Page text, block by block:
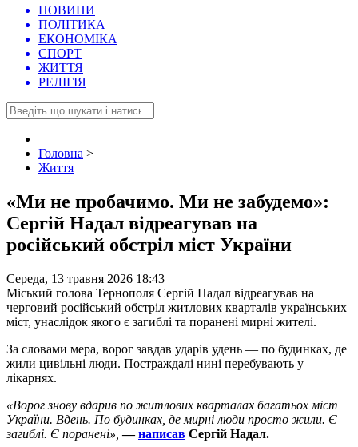
НОВИНИ
ПОЛІТИКА
ЕКОНОМІКА
СПОРТ
ЖИТТЯ
РЕЛІГІЯ
Головна >
Життя
«Ми не пробачимо. Ми не забудемо»:
Сергій Надал відреагував на
російський обстріл міст України
Середа, 13 травня 2026 18:43
Міський голова Тернополя Сергій Надал відреагував на
черговий російський обстріл житлових кварталів українських
міст, унаслідок якого є загиблі та поранені мирні жителі.
За словами мера, ворог завдав ударів удень — по будинках, де
жили цивільні люди. Постраждалі нині перебувають у
лікарнях.
«Ворог знову вдарив по житлових кварталах багатьох міст
України. Вдень. По будинках, де мирні люди просто жили. Є
загиблі. Є поранені», —написав Сергій Надал.